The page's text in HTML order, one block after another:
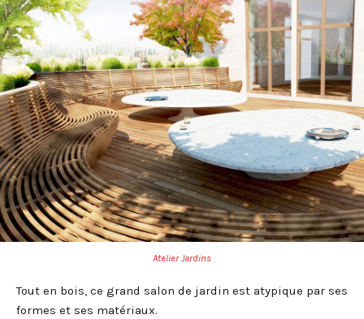
Atelier Jardins
Tout en bois, ce grand salon de jardin est atypique par ses
formes et ses matériaux.